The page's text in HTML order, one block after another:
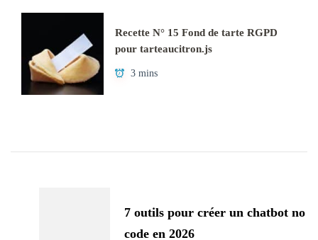
Recette N° 15 Fond de tarte RGPD
pour tarteaucitron.js
3 mins
7 outils pour créer un chatbot no
code en 2026